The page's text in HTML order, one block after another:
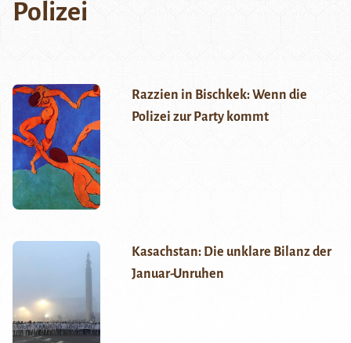
Polizei
Razzien in Bischkek: Wenn die
Polizei zur Party kommt
Kasachstan: Die unklare Bilanz der
Januar-Unruhen